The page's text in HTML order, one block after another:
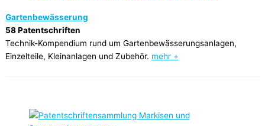
Gartenbewässerung
58 Patentschriften
Technik-Kompendium rund um Gartenbewässerungsanlagen,
Einzelteile, Kleinanlagen und Zubehör. mehr +